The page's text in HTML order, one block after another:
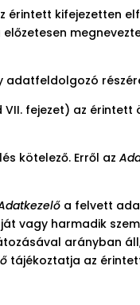
kifejezetten
adatfeldolgozó
fejezet) az
kötelező. Erről az
a felvett
vagy harmadik
arányban
tájékoztatja az